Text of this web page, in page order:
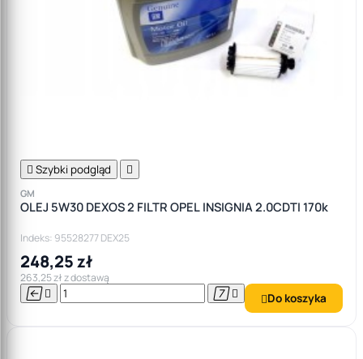
 Szybki podgląd 
GM
OLEJ 5W30 DEXOS 2 FILTR OPEL INSIGNIA 2.0CDTI 170k
Indeks: 95528277 DEX25
248,25 zł
263,25 zł z dostawą
    Do koszyka